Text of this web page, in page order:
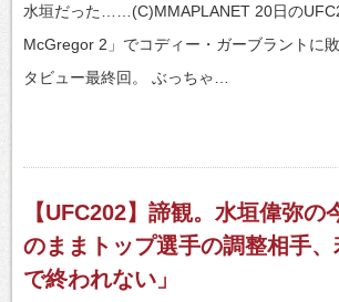
水垣だった……(C)MMAPLANET 20日の
McGregor 2」でコディー・ガーブラントに
タビュー最終回。 ぶっちゃ…
【UFC202】諦観。水垣偉弥の
のままトップ選手の調整相手、
で終われない」